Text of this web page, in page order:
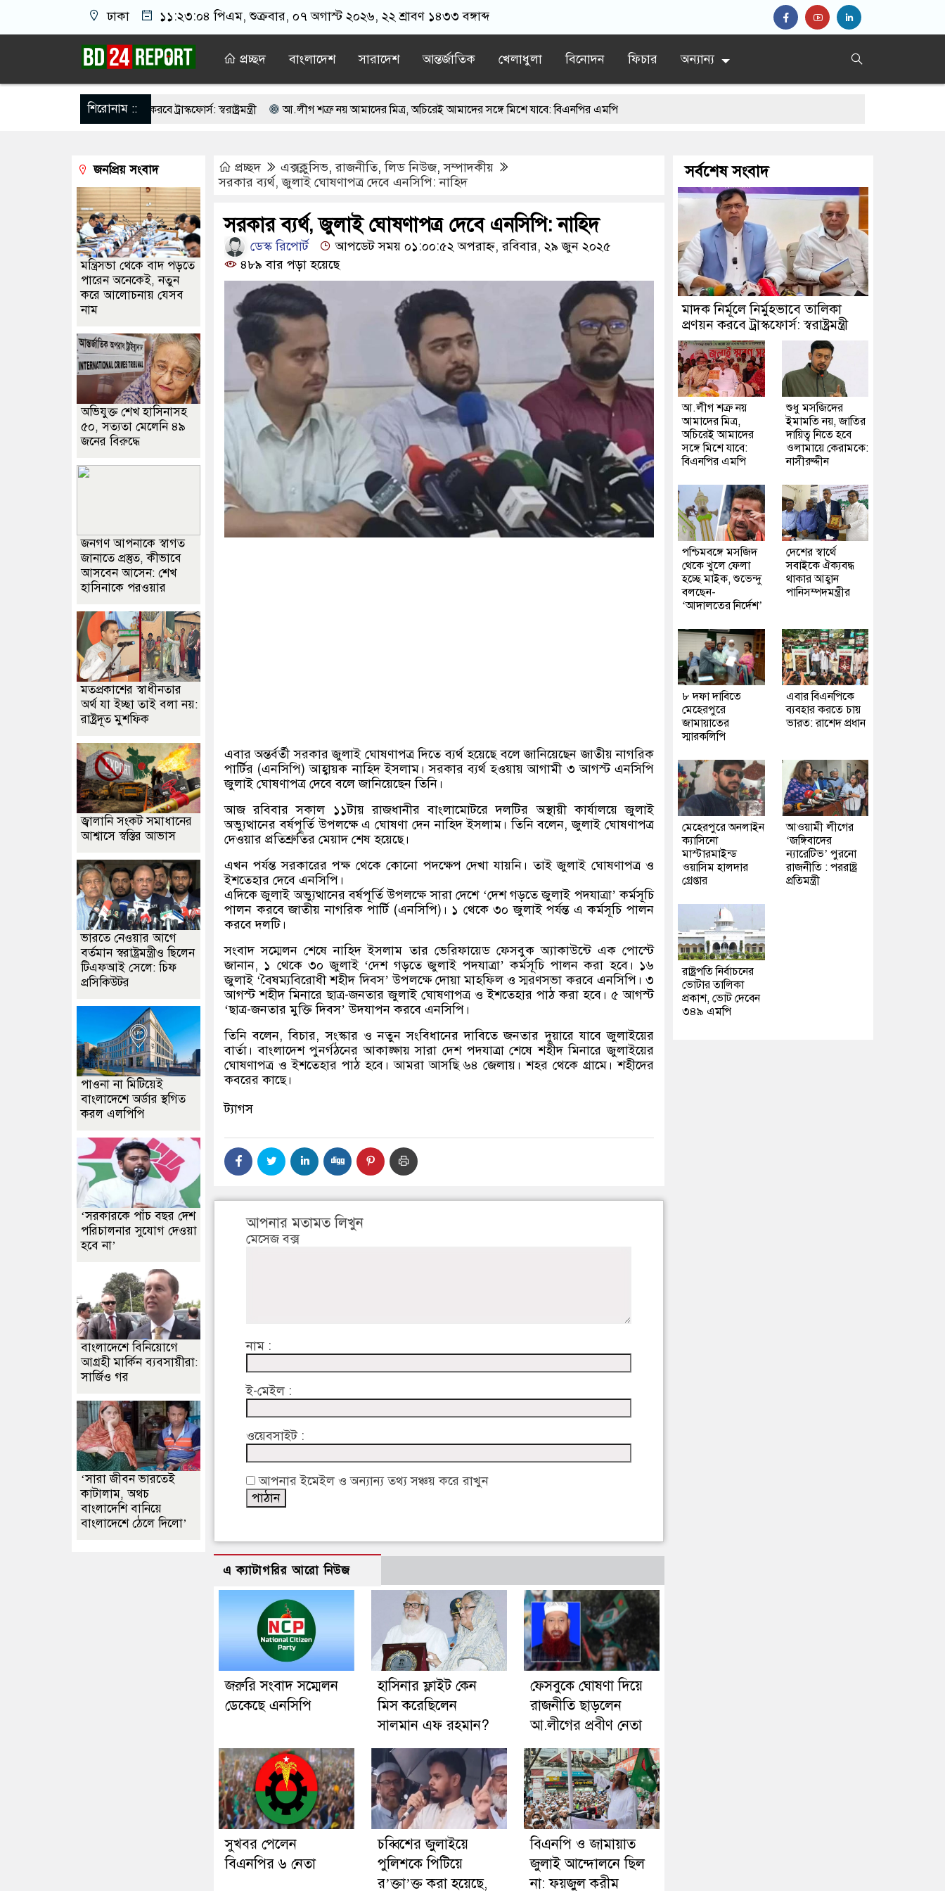
ঢাকা ১১:২৩:০৫ পিএম, শুক্রবার, ০৭ অগাস্ট ২০২৬, ২২ শ্রাবণ ১৪৩৩ বঙ্গাব্দ
প্রচ্ছদ বাংলাদেশ সারাদেশ আন্তর্জাতিক খেলাধুলা বিনোদন ফিচার অন্যান্য
শিরোনাম ::
তালিকা প্রণয়ন করবে ট্রাস্কফোর্স: স্বরাষ্ট্রমন্ত্রী আ.লীগ শত্রু নয় আমাদের মিত্র, অচিরেই আমাদের সঙ্গে মিশে যাবে: বিএনপির এমপি
ঐক্যবদ্ধ থাকার আহ্বান পানিসম্পদমন্ত্রীর ৮ দফা দাবিতে মেহেরপুরে জামায়াতের স্মারকলিপি এবার বিএনপিকে ব্যবহার করতে চায় ভারত: রাশেদ প্রধান
মাস্টারমাইন্ড ওয়াসিম হালদার গ্রেপ্তার
ভোটার তালিকা প্রকাশ, ভোট দেবেন ৩৪৯ এমপি
প্রচ্ছদ এক্সক্লুসিভ,রাজনীতি,লিড নিউজ,সম্পাদকীয়
সরকার ব্যর্থ, জুলাই ঘোষণাপত্র দেবে এনসিপি: নাহিদ
সরকার ব্যর্থ, জুলাই ঘোষণাপত্র দেবে এনসিপি: নাহিদ
ডেস্ক রিপোর্ট
আপডেট সময় ০১:০০:৫২ অপরাহ্ন, রবিবার, ২৯ জুন ২০২৫
৪৮৯ বার পড়া হয়েছে
এবার অন্তর্বর্তী সরকার জুলাই ঘোষণাপত্র দিতে ব্যর্থ হয়েছে বলে জানিয়েছেন জাতীয় নাগরিক
পার্টির (এনসিপি) আহ্বায়ক নাহিদ ইসলাম। সরকার ব্যর্থ হওয়ায় আগামী ৩ আগস্ট এনসিপি
জুলাই ঘোষণাপত্র দেবে বলে জানিয়েছেন তিনি।
আজ রবিবার সকাল ১১টায় রাজধানীর বাংলামোটরে দলটির অস্থায়ী কার্যালয়ে জুলাই
অভ্যুত্থানের বর্ষপূর্তি উপলক্ষে এ ঘোষণা দেন নাহিদ ইসলাম। তিনি বলেন, জুলাই ঘোষণাপত্র
দেওয়ার প্রতিশ্রুতির মেয়াদ শেষ হয়েছে।
এখন পর্যন্ত সরকারের পক্ষ থেকে কোনো পদক্ষেপ দেখা যায়নি। তাই জুলাই ঘোষণাপত্র ও
ইশতেহার দেবে এনসিপি।
এদিকে জুলাই অভ্যুত্থানের বর্ষপূর্তি উপলক্ষে সারা দেশে ‘দেশ গড়তে জুলাই পদযাত্রা’ কর্মসূচি
পালন করবে জাতীয় নাগরিক পার্টি (এনসিপি)। ১ থেকে ৩০ জুলাই পর্যন্ত এ কর্মসূচি পালন
করবে দলটি।
সংবাদ সম্মেলন শেষে নাহিদ ইসলাম তার ভেরিফায়েড ফেসবুক অ্যাকাউন্টে এক পোস্টে
জানান, ১ থেকে ৩০ জুলাই ‘দেশ গড়তে জুলাই পদযাত্রা’ কর্মসূচি পালন করা হবে। ১৬
জুলাই ‘বৈষম্যবিরোধী শহীদ দিবস’ উপলক্ষে দোয়া মাহফিল ও স্মরণসভা করবে এনসিপি। ৩
আগস্ট শহীদ মিনারে ছাত্র-জনতার জুলাই ঘোষণাপত্র ও ইশতেহার পাঠ করা হবে। ৫ আগস্ট
‘ছাত্র-জনতার মুক্তি দিবস’ উদযাপন করবে এনসিপি।
তিনি বলেন, বিচার, সংস্কার ও নতুন সংবিধানের দাবিতে জনতার দুয়ারে যাবে জুলাইয়ের
বার্তা। বাংলাদেশ পুনর্গঠনের আকাঙ্ক্ষায় সারা দেশ পদযাত্রা শেষে শহীদ মিনারে জুলাইয়ের
ঘোষণাপত্র ও ইশতেহার পাঠ হবে। আমরা আসছি ৬৪ জেলায়। শহর থেকে গ্রামে। শহীদের
কবরের কাছে।
ট্যাগস
আপনার মতামত লিখুন
মেসেজ বক্স
নাম :
ই-মেইল :
ওয়েবসাইট :
আপনার ইমেইল ও অন্যান্য তথ্য সঞ্চয় করে রাখুন
এ ক্যাটাগরির আরো নিউজ
জরুরি সংবাদ সম্মেলন
ডেকেছে এনসিপি
হাসিনার ফ্লাইট কেন
মিস করেছিলেন
সালমান এফ রহমান?
ফেসবুকে ঘোষণা দিয়ে
রাজনীতি ছাড়লেন
আ.লীগের প্রবীণ নেতা
সুখবর পেলেন
বিএনপির ৬ নেতা
চব্বিশের জুলাইয়ে
পুলিশকে পিটিয়ে
র’ক্তা’ক্ত করা হয়েছে,
বিএনপি ও জামায়াত
জুলাই আন্দোলনে ছিল
না: ফয়জুল করীম
জনপ্রিয় সংবাদ
মন্ত্রিসভা থেকে বাদ পড়তে
পারেন অনেকেই, নতুন
করে আলোচনায় যেসব
নাম
অভিযুক্ত শেখ হাসিনাসহ
৫০, সত্যতা মেলেনি ৪৯
জনের বিরুদ্ধে
জনগণ আপনাকে স্বাগত
জানাতে প্রস্তুত, কীভাবে
আসবেন আসেন: শেখ
হাসিনাকে পরওয়ার
মতপ্রকাশের স্বাধীনতার
অর্থ যা ইচ্ছা তাই বলা নয়:
রাষ্ট্রদূত মুশফিক
জ্বালানি সংকট সমাধানের
আশ্বাসে স্বস্তির আভাস
ভারতে নেওয়ার আগে
বর্তমান স্বরাষ্ট্রমন্ত্রীও ছিলেন
টিএফআই সেলে: চিফ
প্রসিকিউটর
পাওনা না মিটিয়েই
বাংলাদেশে অর্ডার স্থগিত
করল এলপিপি
‘সরকারকে পাঁচ বছর দেশ
পরিচালনার সুযোগ দেওয়া
হবে না’
বাংলাদেশে বিনিয়োগে
আগ্রহী মার্কিন ব্যবসায়ীরা:
সার্জিও গর
‘সারা জীবন ভারতেই
কাটালাম, অথচ
বাংলাদেশি বানিয়ে
বাংলাদেশে ঠেলে দিলো’
সর্বশেষ সংবাদ
মাদক নির্মূলে নির্মুহভাবে তালিকা
প্রণয়ন করবে ট্রাস্কফোর্স: স্বরাষ্ট্রমন্ত্রী
আ.লীগ শত্রু নয়
আমাদের মিত্র,
অচিরেই আমাদের
সঙ্গে মিশে যাবে:
বিএনপির এমপি
শুধু মসজিদের
ইমামতি নয়, জাতির
দায়িত্ব নিতে হবে
ওলামায়ে কেরামকে:
নাসীরুদ্দীন
পশ্চিমবঙ্গে মসজিদ
থেকে খুলে ফেলা
হচ্ছে মাইক, শুভেন্দু
বলছেন-
‘আদালতের নির্দেশ’
দেশের স্বার্থে
সবাইকে ঐক্যবদ্ধ
থাকার আহ্বান
পানিসম্পদমন্ত্রীর
৮ দফা দাবিতে
মেহেরপুরে
জামায়াতের
স্মারকলিপি
এবার বিএনপিকে
ব্যবহার করতে চায়
ভারত: রাশেদ প্রধান
মেহেরপুরে অনলাইন
ক্যাসিনো
মাস্টারমাইন্ড
ওয়াসিম হালদার
গ্রেপ্তার
আওয়ামী লীগের
‘জঙ্গিবাদের
ন্যারেটিভ’ পুরনো
রাজনীতি : পররাষ্ট্র
প্রতিমন্ত্রী
রাষ্ট্রপতি নির্বাচনের
ভোটার তালিকা
প্রকাশ, ভোট দেবেন
৩৪৯ এমপি